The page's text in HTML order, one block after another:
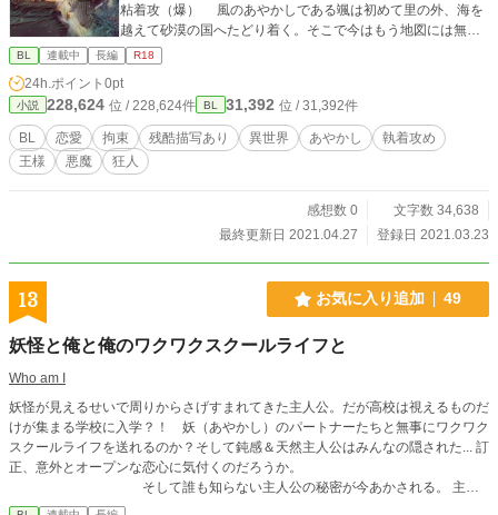
粘着攻（爆） 風のあやかしである颯は初めて里の外、海を
越えて砂漠の国へたどり着く。そこで今はもう地図には無い
国の王である黒風と出会って…。 ハッピーエンドではない
BL話。 古慕麗離子（こぼればなし）は、こがらしはしぬこ
とにしたとリンクしてます。
BL 連載中 長編 R18
24h.ポイント 0pt
小説 228,624 位 / 228,624件 BL 31,392 位 / 31,392件
BL 恋愛 拘束 残酷描写あり 異世界 あやかし
執着攻め
王様
悪魔 狂人
感想数 0
文字数 34,638
最終更新日 2021.04.27
登録日 2021.03.23
13 お気に入り追加 49
妖怪と俺と俺のワクワクスクールライフと
Who am I
妖怪が見えるせいで周りからさげすまれてきた主人公。だが高校は視えるものだ
けが集まる学校に入学？！ 妖（あやかし）のパートナーたちと無事にワクワク
スクールライフを送れるのか？そして鈍感＆天然主人公はみんなの隠された... 訂
正、意外とオープンな恋心に気付くのだろうか。
そして誰も知らない主人公の秘密が今あかされる。 主人
公総愛されで、チートな部分もあります。 批判とかはやめてください。ガラス